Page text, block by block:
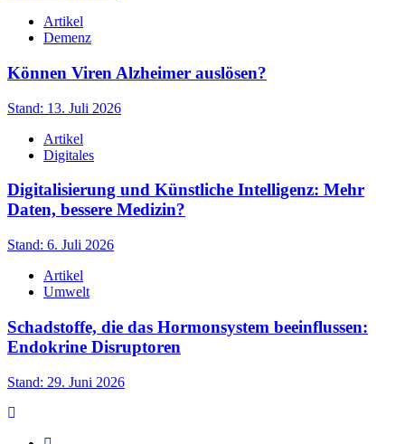
Artikel
Demenz
Können Viren Alzheimer auslösen?
Stand: 13. Juli 2026
Artikel
Digitales
Digitalisierung und Künstliche Intelligenz: Mehr
Daten, bessere Medizin?
Stand: 6. Juli 2026
Artikel
Umwelt
Schadstoffe, die das Hormonsystem beeinflussen:
Endokrine Disruptoren
Stand: 29. Juni 2026